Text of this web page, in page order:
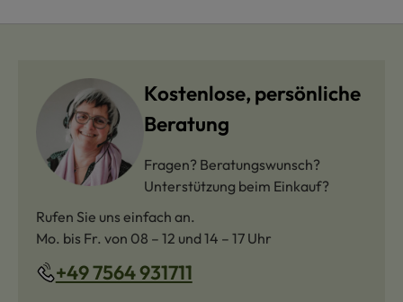
Kostenlose, persönliche
Beratung
Fragen? Beratungswunsch?
Unterstützung beim Einkauf?
Rufen Sie uns einfach an.
Mo. bis Fr. von 08 – 12 und 14 – 17 Uhr
+49 7564 931711